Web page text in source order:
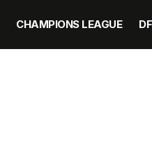
CHAMPIONS LEAGUE